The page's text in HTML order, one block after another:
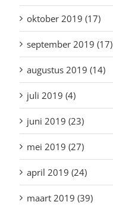
oktober 2019 (17)
september 2019 (17)
augustus 2019 (14)
juli 2019 (4)
juni 2019 (23)
mei 2019 (27)
april 2019 (24)
maart 2019 (39)